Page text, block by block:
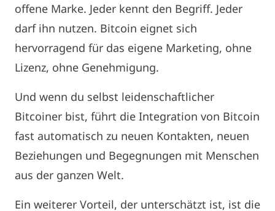
offene Marke. Jeder kennt den Begriff. Jeder
darf ihn nutzen. Bitcoin eignet sich
hervorragend für das eigene Marketing, ohne
Lizenz, ohne Genehmigung.
Und wenn du selbst leidenschaftlicher
Bitcoiner bist, führt die Integration von Bitcoin
fast automatisch zu neuen Kontakten, neuen
Beziehungen und Begegnungen mit Menschen
aus der ganzen Welt.
Ein weiterer Vorteil, der unterschätzt ist, ist die